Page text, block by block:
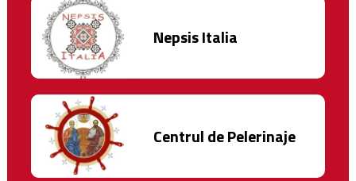
Nepsis Italia
Centrul de Pelerinaje